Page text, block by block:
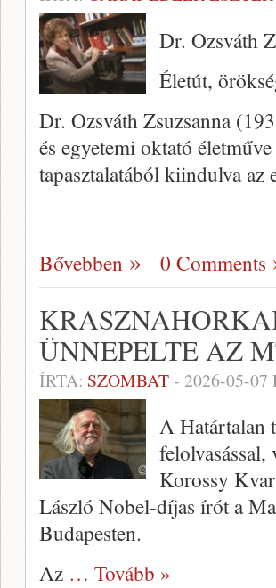
Dr. Ozsváth
Életút,
Dr. Ozsváth Zsuzsanna
és egyetemi oktató
tapasztalatából kiindulva az
Bővebben 0 Comments
ÜNNEPELTE AZ
ÍRTA: SZOMBAT- 2026-05-07
A Határtalan
felolvasással,
Korossy
László Nobel-díjas írót a
Budapesten.
Az … Tovább »